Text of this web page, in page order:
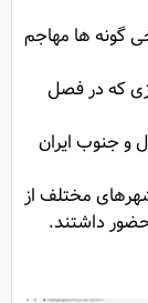
گونه ها مهاجم
که در فصل
و جنوب ایران
مختلف از
داشتند.